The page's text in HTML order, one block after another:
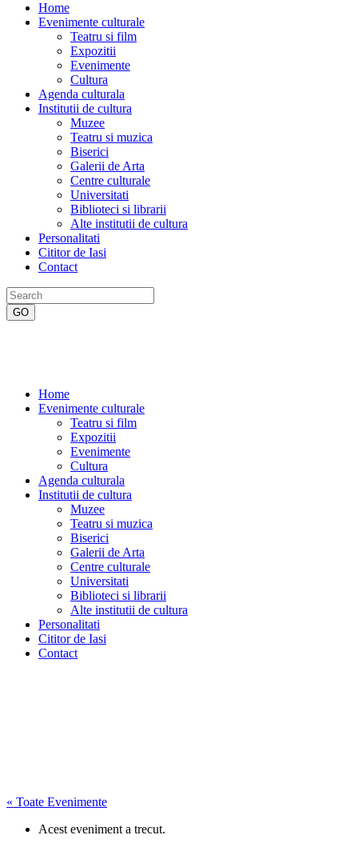
Home
Evenimente culturale
Teatru si film
Expozitii
Evenimente
Cultura
Agenda culturala
Institutii de cultura
Muzee
Teatru si muzica
Biserici
Galerii de Arta
Centre culturale
Universitati
Biblioteci si librarii
Alte institutii de cultura
Personalitati
Cititor de Iasi
Contact
Home
Evenimente culturale
Teatru si film
Expozitii
Evenimente
Cultura
Agenda culturala
Institutii de cultura
Muzee
Teatru si muzica
Biserici
Galerii de Arta
Centre culturale
Universitati
Biblioteci si librarii
Alte institutii de cultura
Personalitati
Cititor de Iasi
Contact
« Toate Evenimente
Acest eveniment a trecut.